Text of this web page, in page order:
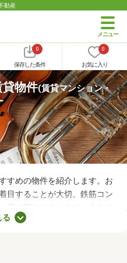
動産
0
保存した条件
0
お気に入り
物件(賃貸マンション・
すめの物件を紹介します。お
目することが大切。鉄筋コン
音が漏れにくいので、小さめ
くいでしょう。物件によって